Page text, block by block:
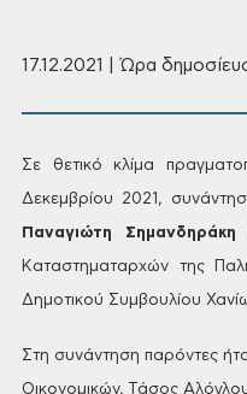
17.12.2021 | Ώρα
Σε θετικό κλίμα
Δεκεμβρίου 2021,
Παναγιώτη Σημανδηράκη
Καταστηματαρχών της
Δημοτικού Συμβουλίου
Στη συνάντηση παρόντες
Οικονομικών, Τάσος